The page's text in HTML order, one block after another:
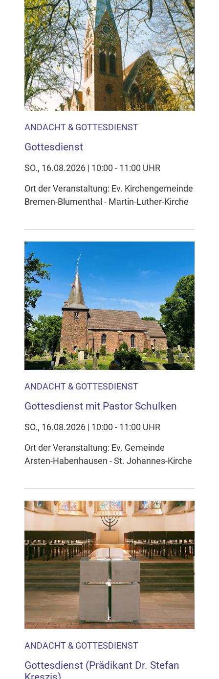
Mit dem Laden der Karte akzeptieren Sie, dass die
Anwendung Google Maps beim Aktivieren von
Inhalten Cookies auf Ihrem Gerät setzt, z.B. zwecks
Reichweitenmessung und profilbasierter Werbung.
Näheres s.zur Datenschutzerklärung
Hier können Sie Ihre Cookie-
Einstellungen anpassen
ANDACHT & GOTTESDIENST
Gottesdienst
SO., 16.08.2026 | 10:00 - 11:00 UHR
Ort der Veranstaltung: Ev. Kirchengemeinde
Bremen-Blumenthal - Martin-Luther-Kirche
ANDACHT & GOTTESDIENST
Gottesdienst mit Pastor Schulken
SO., 16.08.2026 | 10:00 - 11:00 UHR
Ort der Veranstaltung: Ev. Gemeinde
Arsten-Habenhausen - St. Johannes-Kirche
ANDACHT & GOTTESDIENST
Gottesdienst (Prädikant Dr. Stefan